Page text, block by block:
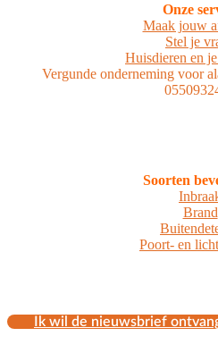
Onze
Maak jouw
Stel je
Huisdieren en
Vergunde onderneming voor
Soorten
Brand
Poort- en
Ik wil de nieuwsbrief